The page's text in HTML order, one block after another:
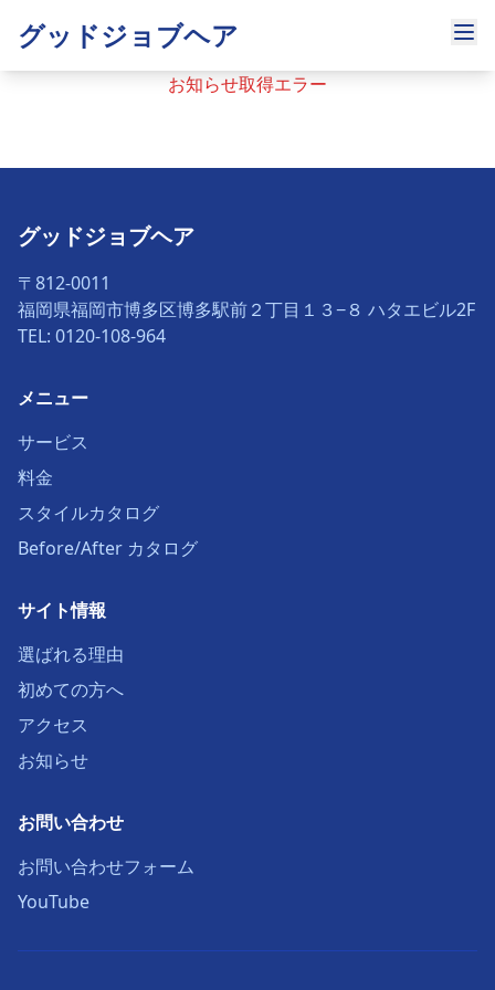
グッドジョブヘア
お知らせ取得エラー
グッドジョブヘア
〒812-0011
福岡県福岡市博多区博多駅前２丁目１３−８ ハタエビル2F
TEL: 0120-108-964
メニュー
サービス
料金
スタイルカタログ
Before/After カタログ
サイト情報
選ばれる理由
初めての方へ
アクセス
お知らせ
お問い合わせ
お問い合わせフォーム
YouTube